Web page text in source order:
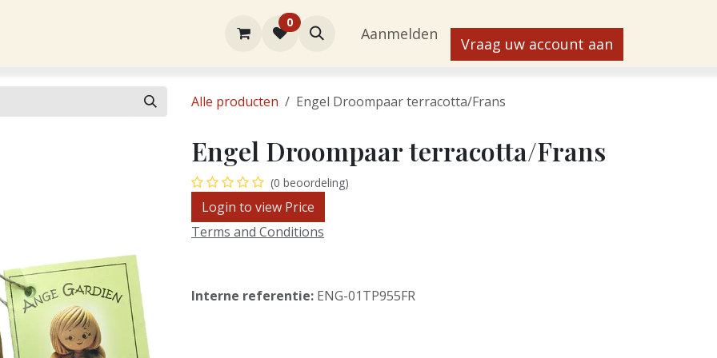
Contact
0
Aanmelden
Vraag uw account aan
Alle producten Engel Droompaar terracotta/Frans
Engel Droompaar terracotta/Frans
(0 beoordeling)
Login to view Price
Terms and Conditions
Interne referentie: ENG-01TP955FR